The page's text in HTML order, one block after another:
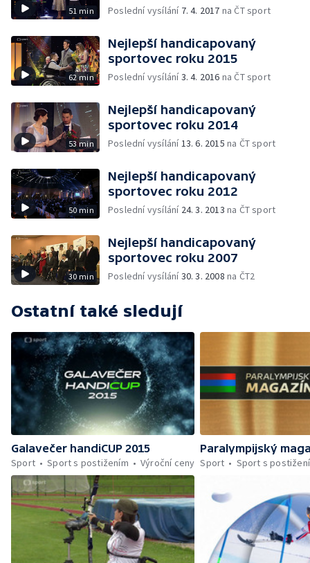
51 min Poslední vysílání 7. 4. 2017 na ČT sport
62 min
Nejlepší handicapovaný
sportovec roku 2015
Poslední vysílání3. 4. 2016 na ČT sport
53 min
Nejlepší handicapovaný
sportovec roku 2014
Poslední vysílání13. 6. 2015 na ČT sport
50 min
Nejlepší handicapovaný
sportovec roku 2012
Poslední vysílání 24. 3. 2013 na ČT sport
30 min
Nejlepší handicapovaný
sportovec roku 2007
Poslední vysílání30. 3. 2008 na ČT2
Ostatní také sledují
Galavečer handiCUP 2015
Sport
Sport s postižením Výroční ceny
Paralympijský
Sport
Sport s